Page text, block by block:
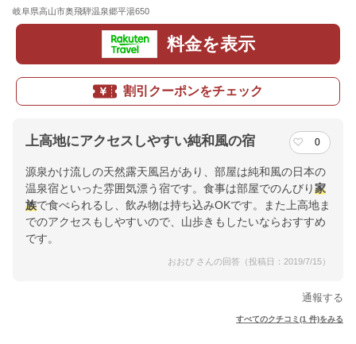
岐阜県高山市奥飛騨温泉郷平湯650
料金を表示
割引クーポンをチェック
上高地にアクセスしやすい純和風の宿 0
源泉かけ流しの天然露天風呂があり、部屋は純和風の日本の
温泉宿といった雰囲気漂う宿です。食事は部屋でのんびり家
族で食べられるし、飲み物は持ち込みOKです。また上高地ま
でのアクセスもしやすいので、山歩きもしたいならおすすめ
です。
おおぴ さんの回答（投稿日：2019/7/15）
通報する
すべてのクチコミ(1 件)をみる